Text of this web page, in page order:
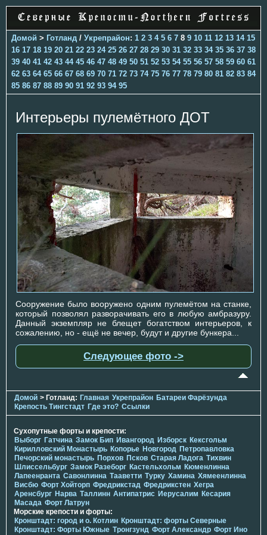
Домой > Готланд / Укрепрайон: 1 2 3 4 5 6 7 8 9 10 11 12 13 14 15
16 17 18 19 20 21 22 23 24 25 26 27 28 29 30 31 32 33 34 35 36 37 38
39 40 41 42 43 44 45 46 47 48 49 50 51 52 53 54 55 56 57 58 59 60 61
62 63 64 65 66 67 68 69 70 71 72 73 74 75 76 77 78 79 80 81 82 83 84
85 86 87 88 89 90 91 92 93 94 95
Интерьеры пулемётного ДОТ
Сооружение было вооружено одним пулемётом на станке,
который позволял разворачивать его в любую амбразуру.
Данный экземпляр не блещет богатством интерьеров, к
сожалению, но - ещё не вечер, будут и другие бункера...
Следующее фото ->
Домой > Готланд: Главная Укрепрайон Батареи Фарёзунда
Крепость Тингстадт Где это? Ссылки
Сухопутные форты и крепости:
Выборг Гатчина Замок Бип Ивангород Изборск Кексгольм
Кирилловский Монастырь Копорье Новгород Петропавловка
Печорcкий монастырь Порхов Псков Старая Ладога Тихвин
Шлиссельбург Замок Разеборг Кастельхольм Кюменлинна
Лапеенранта Савонлинна Тааветти Турку Хамина Хямеенлинна
Висбю Форт Хойторп Фредрикстад Фредрикстен Хегра
Аренсбург Нарва Таллинн Антипатрис Иерусалим Кесария
Масада Форт Латрун
Морские крепости и форты:
Кронштадт: город и о. Котлин Кронштадт: форты Северные
Кронштадт: Форты Южные Тронгзунд Форт Александр Форт Ино